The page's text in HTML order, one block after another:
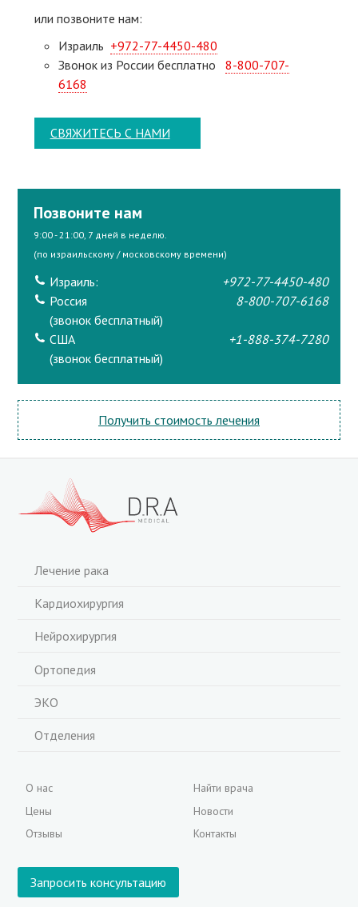
или позвоните нам:
Израиль +972-77-4450-480
Звонок из России бесплатно 8-800-707-
6168
СВЯЖИТЕСЬ С НАМИ
Позвоните нам
9:00 - 21:00, 7 дней в неделю.
(по израильскому / московскому времени)
Израиль:
+972-77-4450-480
Россия
(звонок бесплатный)
8-800-707-6168
США
(звонок бесплатный)
+1-888-374-7280
Получить стоимость лечения
Лечение рака
Кардиохирургия
Нейрохирургия
Ортопедия
ЭКО
Отделения
О нас
Цены
Отзывы
Найти врача
Новости
Контакты
Запросить консультацию